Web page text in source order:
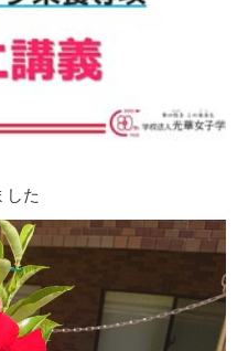
した